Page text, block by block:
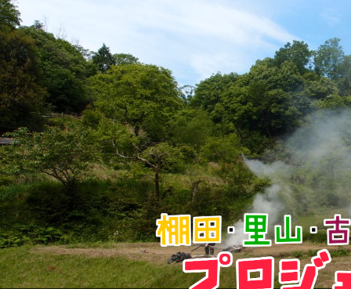
棚田・里山・古代米・鮒プロジェクト